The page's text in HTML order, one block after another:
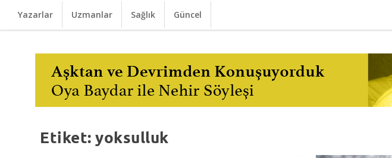
Yazarlar Uzmanlar Sağlık Güncel
Etiket:yoksulluk